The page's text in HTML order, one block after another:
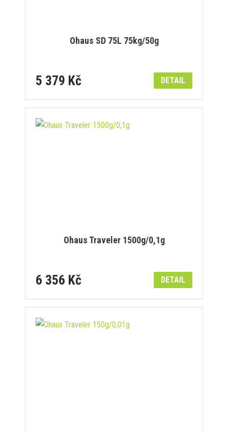
Ohaus SD 75L 75kg/50g
5 379 Kč DETAIL
Ohaus Traveler 1500g/0,1g
6 356 Kč DETAIL